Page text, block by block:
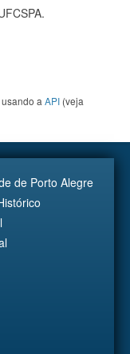
a API (veja
de Porto Alegre